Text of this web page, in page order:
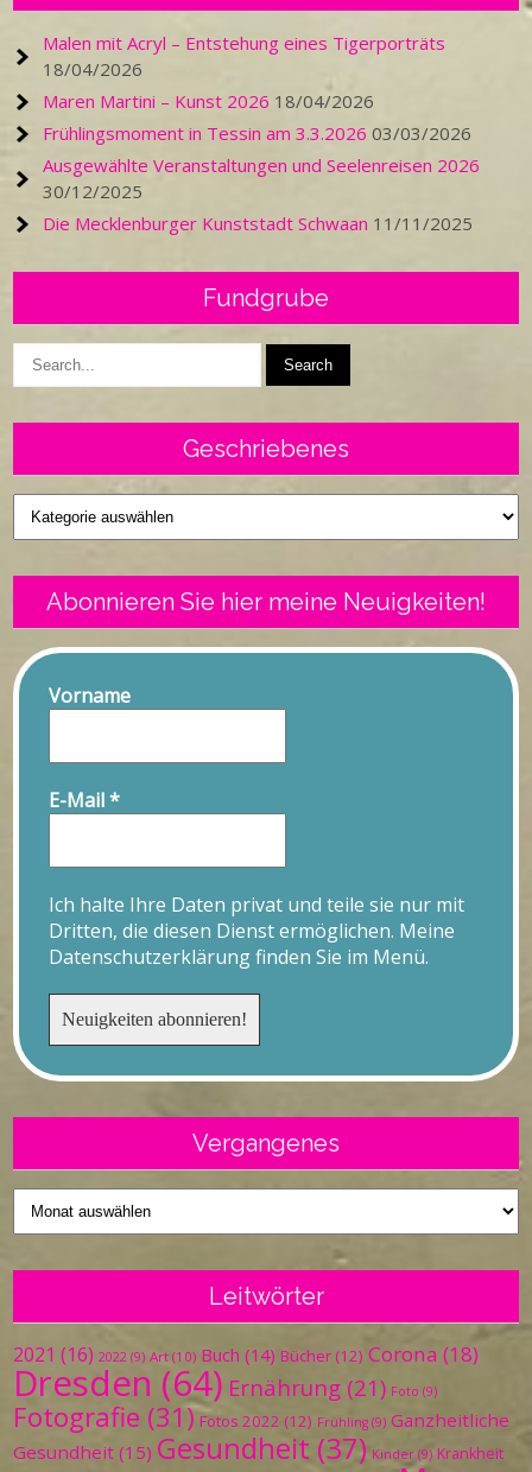
Malen mit Acryl – Entstehung eines Tigerporträts
18/04/2026
Maren Martini – Kunst 2026 18/04/2026
Frühlingsmoment in Tessin am 3.3.2026 03/03/2026
Ausgewählte Veranstaltungen und Seelenreisen 2026
30/12/2025
Die Mecklenburger Kunststadt Schwaan 11/11/2025
Fundgrube
Geschriebenes
Geschriebenes
Abonnieren Sie hier meine Neuigkeiten!
Vorname
E-Mail*
Ich halte Ihre Daten privat und teile sie nur mit
Dritten, die diesen Dienst ermöglichen. Meine
Datenschutzerklärung finden Sie im Menü.
Vergangenes
Vergangenes
Leitwörter
2021 (16) 2022 (9) Art (10) Buch (14) Bücher (12) Corona (18)
Dresden (64) Ernährung (21) Foto (9)
Fotografie (31) Fotos 2022 (12) Frühling (9) Ganzheitliche
Gesundheit (15) Gesundheit (37) Kinder (9) Krankheit